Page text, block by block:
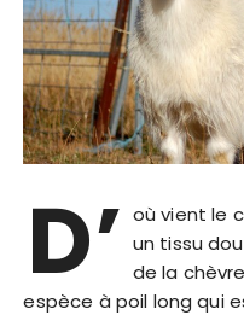
D’ où vient le
un tissu
de la
espèce à poil long qui